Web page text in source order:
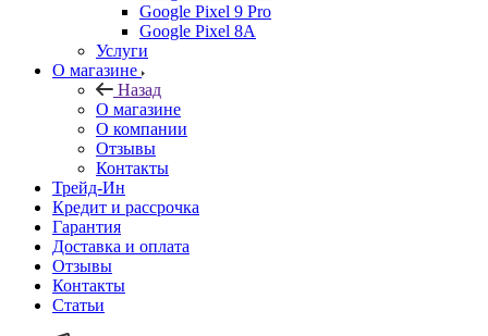
Google Pixel 9 Pro
Google Pixel 8A
Услуги
О магазине
Назад
О магазине
О компании
Отзывы
Контакты
Трейд-Ин
Кредит и рассрочка
Гарантия
Доставка и оплата
Отзывы
Контакты
Статьи